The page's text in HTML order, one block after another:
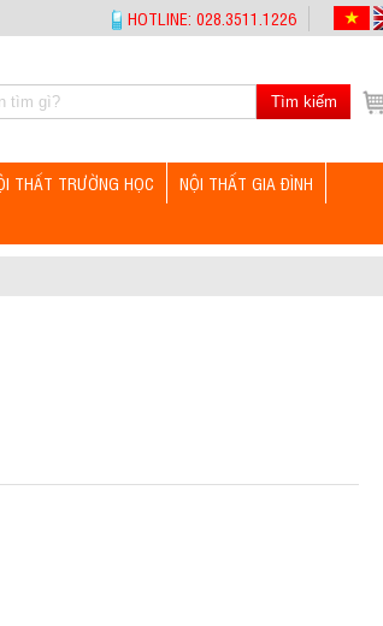
HOTLINE: 028.3511.1226
Tìm kiếm
THẤT TRƯỜNG HỌC
NỘI THẤT GIA ĐÌNH